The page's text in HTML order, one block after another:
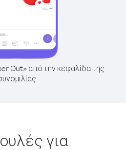
Out» από την κεφαλίδα της
για